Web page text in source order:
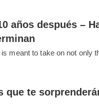
años después –
meant to take on not only
que te